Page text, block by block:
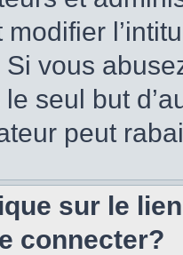
Si vous
seul but
peut
sur le
connecter?